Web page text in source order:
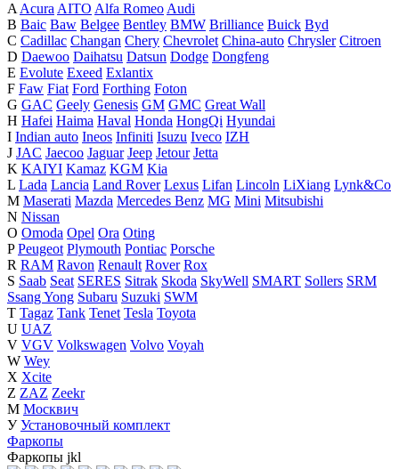
A Acura AITO Alfa Romeo Audi
B Baic Baw Belgee Bentley BMW Brilliance Buick Byd
C Cadillac Changan Chery Chevrolet China-auto Chrysler Citroen
D Daewoo Daihatsu Datsun Dodge Dongfeng
E Evolute Exeed Exlantix
F Faw Fiat Ford Forthing Foton
G GAC Geely Genesis GM GMC Great Wall
H Hafei Haima Haval Honda HongQi Hyundai
I Indian auto Ineos Infiniti Isuzu Iveco IZH
J JAC Jaecoo Jaguar Jeep Jetour Jetta
K KAIYI Kamaz KGM Kia
L Lada Lancia Land Rover Lexus Lifan Lincoln LiXiang Lynk&Co
M Maserati Mazda Mercedes Benz MG Mini Mitsubishi
N Nissan
O Omoda Opel Ora Oting
P Peugeot Plymouth Pontiac Porsche
R RAM Ravon Renault Rover Rox
S Saab Seat SERES Sitrak Skoda SkyWell SMART Sollers SRM
Ssang Yong Subaru Suzuki SWM
T Tagaz Tank Tenet Tesla Toyota
U UAZ
V VGV Volkswagen Volvo Voyah
W Wey
X Xcite
Z ZAZ Zeekr
М Москвич
У Установочный комплект
Фаркопы
Фаркопы jkl